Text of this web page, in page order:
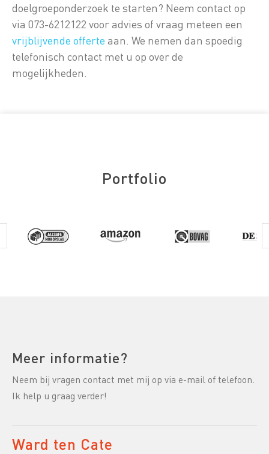
doelgroeponderzoek te starten? Neem contact op
via 073-6212122 voor advies of vraag meteen een
vrijblijvende offerte aan. We nemen dan spoedig
telefonisch contact met u op over de
mogelijkheden.
Portfolio
Meer informatie?
Neem bij vragen contact met mij op via e-mail of telefoon.
Ik help u graag verder!
Ward ten Cate